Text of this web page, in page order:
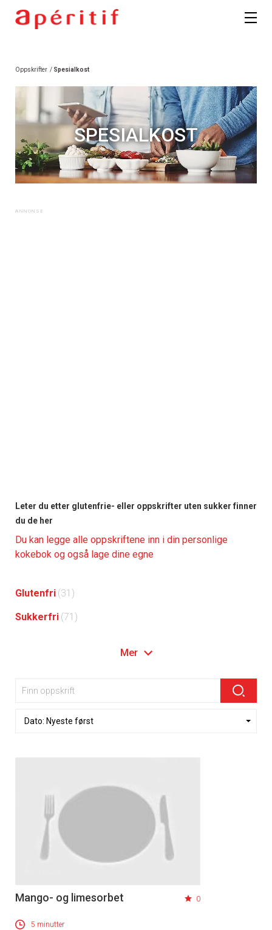
Oppskrifter / Spesialkost
SPESIALKOST
Leter du etter glutenfrie- eller oppskrifter uten sukker finner
du de her
Du kan legge alle oppskriftene inn i din personlige
kokebok og også lage dine egne
Glutenfri (31)
Sukkerfri (71)
Mer
Mango- og limesorbet 0
5 minutter